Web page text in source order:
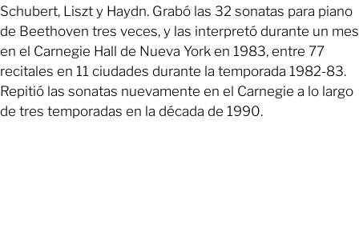
Schubert, Liszt y Haydn. Grabó las 32 sonatas para piano
de Beethoven tres veces, y las interpretó durante un mes
en el Carnegie Hall de Nueva York en 1983, entre 77
recitales en 11 ciudades durante la temporada 1982-83.
Repitió las sonatas nuevamente en el Carnegie a lo largo
de tres temporadas en la década de 1990.